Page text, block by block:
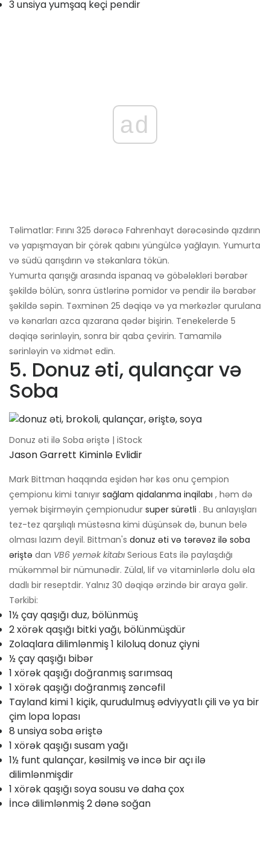
3 unsiya yumşaq keçi pendir
ad
Təlimatlar: Fırını 325 dərəcə Fahrenhayt dərəcəsində qızdırın
və yapışmayan bir çörək qabını yüngülcə yağlayın. Yumurta
və südü qarışdırın və stəkanlara tökün.
Yumurta qarışığı arasında ispanaq və göbələkləri bərabər
şəkildə bölün, sonra üstlərinə pomidor və pendir ilə bərabər
şəkildə səpin. Təxminən 25 dəqiqə və ya mərkəzlər qurulana
və kənarları azca qızarana qədər bişirin. Tenekelerde 5
dəqiqə sərinləyin, sonra bir qaba çevirin. Tamamilə
sərinləyin və xidmət edin.
5. Donuz əti, qulançar və
Soba
Donuz əti ilə Soba əriştə | iStock
Jason Garrett Kiminlə Evlidir
Mark Bittman haqqında eşidən hər kəs onu çempion
çempionu kimi tanıyır sağlam qidalanma inqilabı , həm də
yemək bişirməyin çempionudur super sürətli . Bu anlayışları
tez-tez qarşılıqlı müstəsna kimi düşünsək də, bunun belə
olması lazım deyil. Bittman's donuz əti və tərəvəz ilə soba
əriştə dan VB6 yemək kitabı Serious Eats ilə paylaşdığı
mükəmməl bir nümunədir. Zülal, lif və vitaminlərlə dolu əla
dadlı bir reseptdir. Yalnız 30 dəqiqə ərzində bir araya gəlir.
Tərkibi:
1½ çay qaşığı duz, bölünmüş
2 xörək qaşığı bitki yağı, bölünmüşdür
Zolaqlara dilimlənmiş 1 kiloluq donuz çiyni
½ çay qaşığı bibər
1 xörək qaşığı doğranmış sarımsaq
1 xörək qaşığı doğranmış zəncəfil
Tayland kimi 1 kiçik, qurudulmuş ədviyyatlı çili və ya bir
çim lopa lopası
8 unsiya soba əriştə
1 xörək qaşığı susam yağı
1½ funt qulançar, kəsilmiş və incə bir açı ilə
dilimlənmişdir
1 xörək qaşığı soya sousu və daha çox
İncə dilimlənmiş 2 dənə soğan